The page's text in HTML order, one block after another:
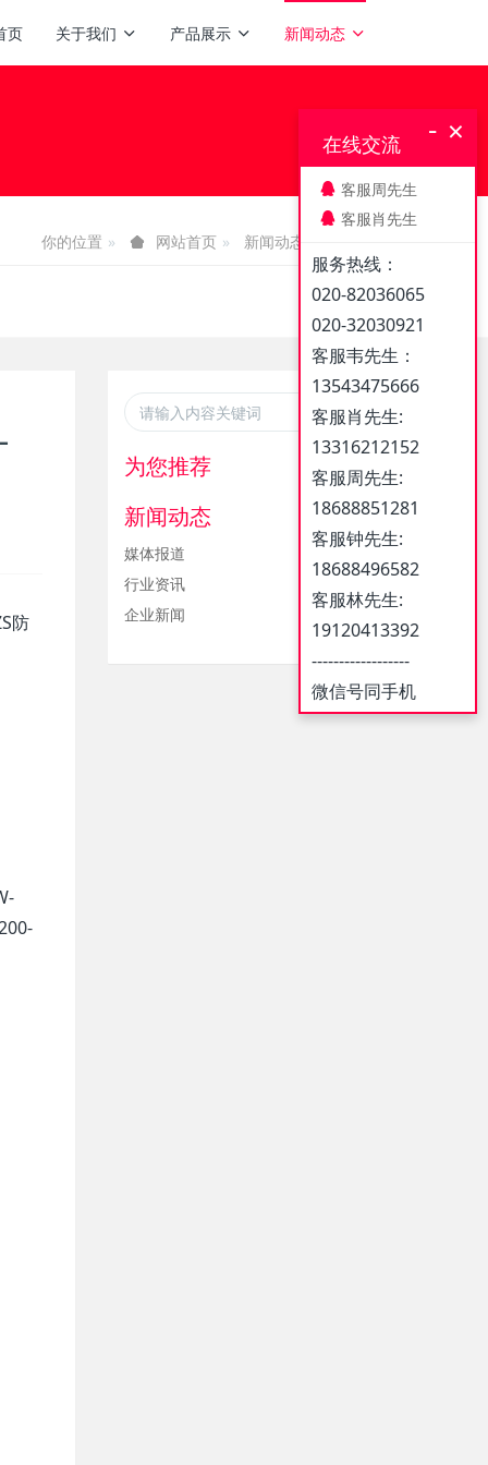
页 关于我们 产品展示 新闻动态
你的位置 网站首页 新闻动态
防
为您推荐
新闻动态
媒体报道
行业资讯
企业新闻
×
-
在线交流
客服周先生
客服肖先生
服务热线：
020-82036065
020-32030921
客服韦先生：
13543475666
客服肖先生:
13316212152
客服周先生:
18688851281
客服钟先生:
18688496582
客服林先生:
19120413392
------------------
微信号同手机